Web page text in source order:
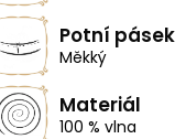
Potní pásek
Měkký
Materiál
100 % vlna